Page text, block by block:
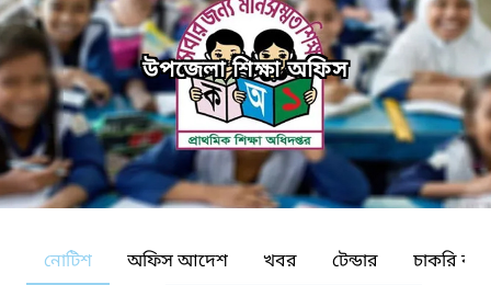
উপজেলা শিক্ষা অফিস
নোটিশ অফিস আদেশ খবর টেন্ডার চাকরি